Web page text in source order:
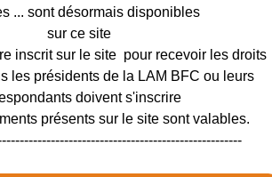
... sont désormais disponibles
sur ce site
inscrit sur le site pour recevoir les droits
les présidents de la LAM BFC ou leurs
doivent s'inscrire
présents sur le site sont valables.